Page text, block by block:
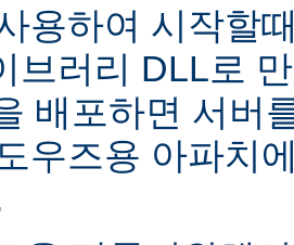
용하여 시작할
브러리 DLL로
배포하면 서버
우즈용 아파치